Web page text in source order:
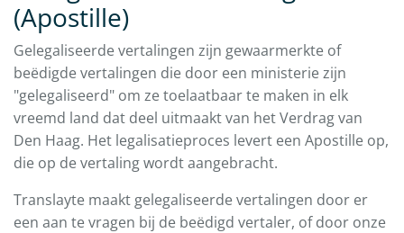
(Apostille)
Gelegaliseerde vertalingen zijn gewaarmerkte of
beëdigde vertalingen die door een ministerie zijn
"gelegaliseerd" om ze toelaatbaar te maken in elk
vreemd land dat deel uitmaakt van het Verdrag van
Den Haag. Het legalisatieproces levert een Apostille op,
die op de vertaling wordt aangebracht.
Translayte maakt gelegaliseerde vertalingen door er
een aan te vragen bij de beëdigd vertaler, of door onze